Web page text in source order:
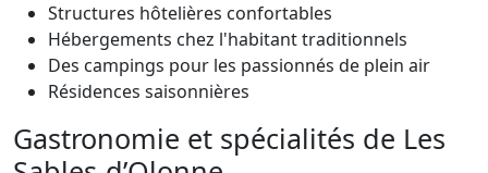
Structures hôtelières confortables
Hébergements chez l'habitant traditionnels
Des campings pour les passionnés de plein air
Résidences saisonnières
Gastronomie et spécialités de Les